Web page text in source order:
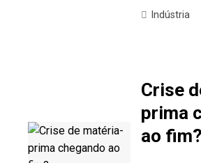
Indústria
Crise
prima
ao fim?